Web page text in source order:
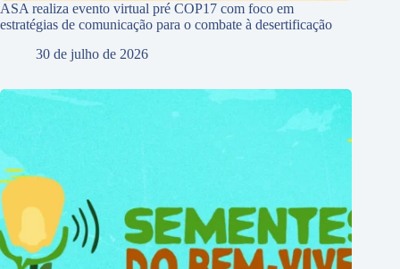
ASA realiza evento virtual pré COP17 com foco em
estratégias de comunicação para o combate à desertificação
30 de julho de 2026